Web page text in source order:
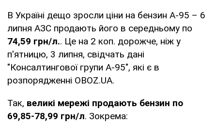
В Україні дещо зросли ціни на бензин А-95 – 6
липня АЗС продають його в середньому по
74,59 грн/л.. Це на 2 коп. дорожче, ніж у
п'ятницю, 3 липня, свідчать дані
"Консалтингової групи А-95", які є в
розпорядженні OBOZ.UA.
Так, великі мережі продають бензин по
69,85-78,99 грн/л. Зокрема: